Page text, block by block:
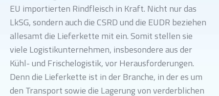
EU importierten Rindfleisch in Kraft. Nicht nur das
LkSG, sondern auch die CSRD und die EUDR beziehen
allesamt die Lieferkette mit ein. Somit stellen sie
viele Logistikunternehmen, insbesondere aus der
Kühl- und Frischelogistik, vor Herausforderungen.
Denn die Lieferkette ist in der Branche, in der es um
den Transport sowie die Lagerung von verderblichen